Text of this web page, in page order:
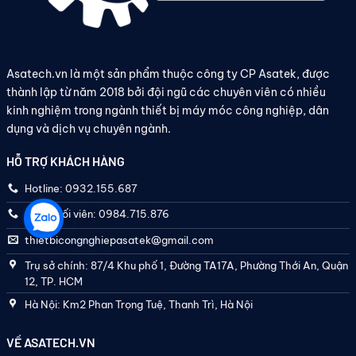
Asatech.vn là một sản phẩm thuộc công ty CP Asatek, được
thành lập từ năm 2018 bởi đội ngũ các chuyên viên có nhiều
kinh nghiệm trong ngành thiết bị máy móc công nghiệp, dân
dụng và dịch vụ chuyên ngành.
HỖ TRỢ KHÁCH HÀNG
Hotline: 0932.155.687
Điều phối viên: 0984.715.876
thietbicongnghiepasatek@gmail.com
Trụ sở chính: 87/4 Khu phố 1, Đường TA17A, Phường Thới An, Quận
12, TP. HCM
Hà Nội: Km2 Phan Trọng Tuệ, Thanh Trì, Hà Nội
VỀ ASATECH.VN